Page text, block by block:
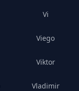
Vi
Viego
Viktor
Vladimir